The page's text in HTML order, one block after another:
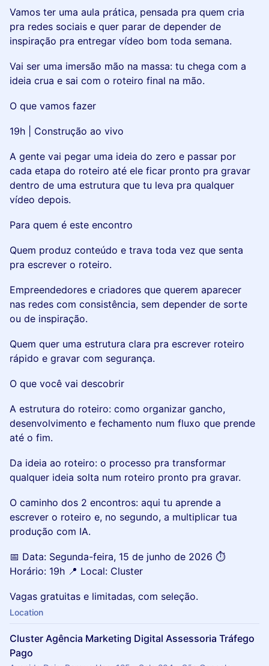
Vamos ter uma aula prática, pensada pra quem cria
pra redes sociais e quer parar de depender de
inspiração pra entregar vídeo bom toda semana.
Vai ser uma imersão mão na massa: tu chega com a
ideia crua e sai com o roteiro final na mão.
O que vamos fazer
19h | Construção ao vivo
A gente vai pegar uma ideia do zero e passar por
cada etapa do roteiro até ele ficar pronto pra gravar
dentro de uma estrutura que tu leva pra qualquer
vídeo depois.
Para quem é este encontro
Quem produz conteúdo e trava toda vez que senta
pra escrever o roteiro.
Empreendedores e criadores que querem aparecer
nas redes com consistência, sem depender de sorte
ou de inspiração.
Quem quer uma estrutura clara pra escrever roteiro
rápido e gravar com segurança.
O que você vai descobrir
A estrutura do roteiro: como organizar gancho,
desenvolvimento e fechamento num fluxo que prende
até o fim.
Da ideia ao roteiro: o processo pra transformar
qualquer ideia solta num roteiro pronto pra gravar.
O caminho dos 2 encontros: aqui tu aprende a
escrever o roteiro e, no segundo, a multiplicar tua
produção com IA.
📅 Data: Segunda-feira, 15 de junho de 2026 ⏱️
Horário: 19h 📍 Local: Cluster
Vagas gratuitas e limitadas, com seleção.
Location
Cluster Agência Marketing Digital Assessoria Tráfego
Pago